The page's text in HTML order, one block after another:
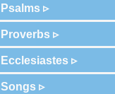
Psalms ▹
Proverbs ▹
Ecclesiastes ▹
Songs ▹